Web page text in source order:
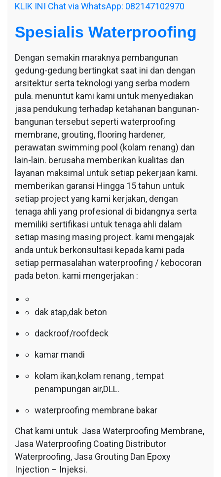
KLIK INI Chat via WhatsApp: 082147102970
Spesialis Waterproofing
Dengan semakin maraknya pembangunan
gedung-gedung bertingkat saat ini dan dengan
arsitektur serta teknologi yang serba modern
pula. menuntut kami kami untuk menyediakan
jasa pendukung terhadap ketahanan bangunan-
bangunan tersebut seperti waterproofing
membrane, grouting, flooring hardener,
perawatan swimming pool (kolam renang) dan
lain-lain. berusaha memberikan kualitas dan
layanan maksimal untuk setiap pekerjaan kami.
memberikan garansi Hingga 15 tahun untuk
setiap project yang kami kerjakan, dengan
tenaga ahli yang profesional di bidangnya serta
memiliki sertifikasi untuk tenaga ahli dalam
setiap masing masing project. kami mengajak
anda untuk berkonsultasi kepada kami pada
setiap permasalahan waterproofing / kebocoran
pada beton. kami mengerjakan :
dak atap,dak beton
dackroof/roofdeck
kamar mandi
kolam ikan,kolam renang , tempat
penampungan air,DLL.
waterproofing membrane bakar
Chat kami untuk Jasa Waterproofing Membrane,
Jasa Waterproofing Coating Distributor
Waterproofing, Jasa Grouting Dan Epoxy
Injection – Injeksi.